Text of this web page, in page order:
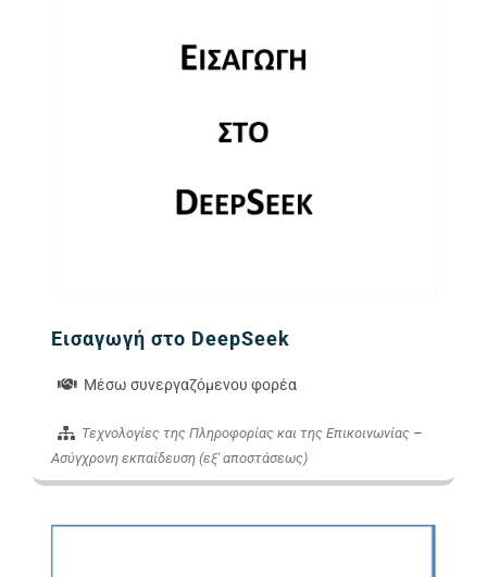
Εισαγωγή στο DeepSeek
Μέσω συνεργαζόμενου φορέα
Τεχνολογίες της Πληροφορίας και της Επικοινωνίας –
Ασύγχρονη εκπαίδευση (εξ' αποστάσεως)